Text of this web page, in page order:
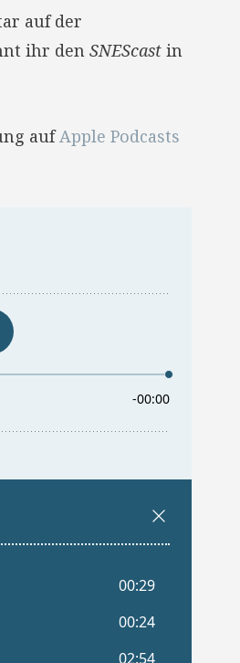
auf der
ihr den SNEScast in
aufApple Podcasts